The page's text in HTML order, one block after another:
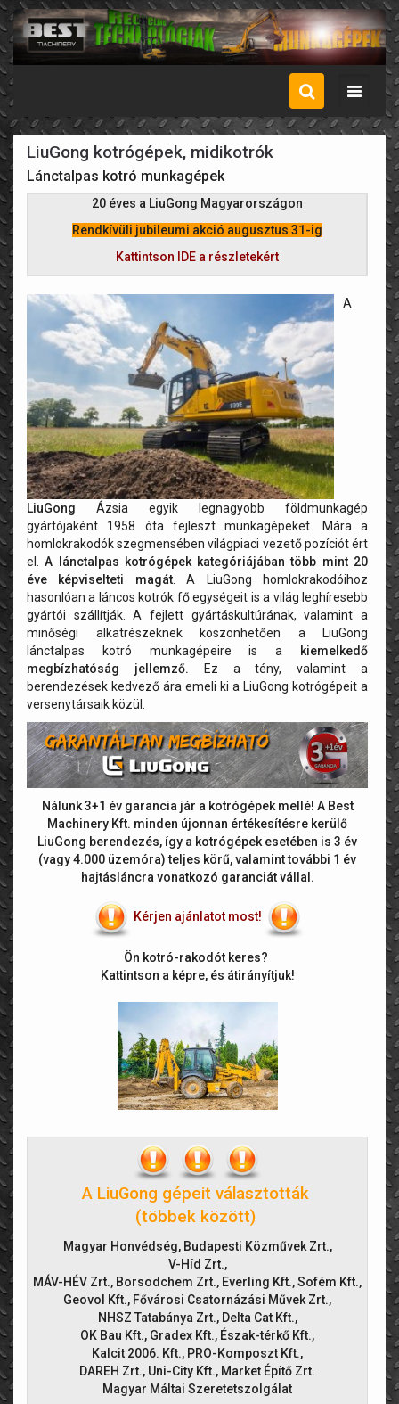
Menü
LiuGong kotrógépek, midikotrók
Lánctalpas kotró munkagépek
20 éves a LiuGong Magyarországon
Rendkívüli jubileumi akció augusztus 31-ig
Kattintson IDE a részletekért
A
LiuGong Ázsia egyik legnagyobb földmunkagép
gyártójaként 1958 óta fejleszt munkagépeket. Mára a
homlokrakodók szegmensében világpiaci vezető pozíciót ért
el.A lánctalpas kotrógépek kategóriájában több mint 20
éve képviselteti magát. A LiuGong homlokrakodóihoz
hasonlóan a láncos kotrók fő egységeit is a világ leghíresebb
gyártói szállítják. A fejlett gyártáskultúrának, valamint a
minőségi alkatrészeknek köszönhetően a LiuGong
lánctalpas kotró munkagépeire is a
kiemelkedő
megbízhatóság jellemző. Ez a tény, valamint a
berendezések kedvező ára emeli ki a LiuGong kotrógépeit a
versenytársaik közül.
Nálunk 3+1 év garancia jár a kotrógépek mellé! A Best
Machinery Kft. minden újonnan értékesítésre kerülő
LiuGong berendezés, így a kotrógépek esetében is 3 év
(vagy 4.000 üzemóra) teljes körű, valamint további 1 év
hajtásláncra vonatkozó garanciát vállal.
Kérjen ajánlatot most!
Ön kotró-rakodót keres?
Kattintson a képre, és átirányítjuk!
A LiuGong gépeit választották
(többek között)
Magyar Honvédség, Budapesti Közművek Zrt.,
V-Híd Zrt.,
MÁV-HÉV Zrt., Borsodchem Zrt., Everling Kft., Sofém Kft.,
Geovol Kft., Fővárosi Csatornázási Művek Zrt.,
NHSZ Tatabánya Zrt., Delta Cat Kft.,
OK Bau Kft., Gradex Kft., Észak-térkő Kft.,
Kalcit 2006. Kft., PRO-Komposzt Kft.,
DAREH Zrt., Uni-City Kft., Market Építő Zrt.
Magyar Máltai Szeretetszolgálat